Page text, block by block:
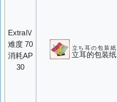
ExtraⅣ
难度 70
消耗AP
30
立耳的包装纸
立ち耳の包装紙